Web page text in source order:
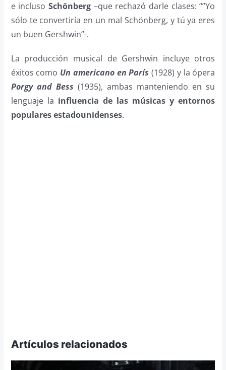
e incluso Schönberg –que rechazó darle clases: “”Yo
sólo te convertiría en un mal Schönberg, y tú ya eres
un buen Gershwin”-.
La producción musical de Gershwin incluye otros
éxitos como Un americano en París (1928) y la ópera
Porgy and Bess (1935), ambas manteniendo en su
lenguaje la influencia de las músicas y entornos
populares estadounidenses.
Artículos relacionados